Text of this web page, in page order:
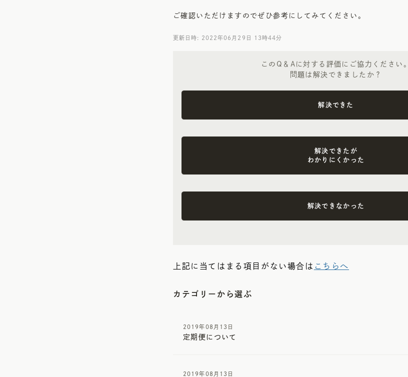
ご確認いただけますのでぜひ参考にしてみてください。
更新日時: 2022年06月29日 13時44分
このQ＆Aに対する評価にご協力ください。
問題は解決できましたか？
解決できた
解決できたが
わかりにくかった
解決できなかった
上記に当てはまる項目がない場合は こちらへ
カテゴリーから選ぶ
2019年08月13日
定期便について
2019年08月13日